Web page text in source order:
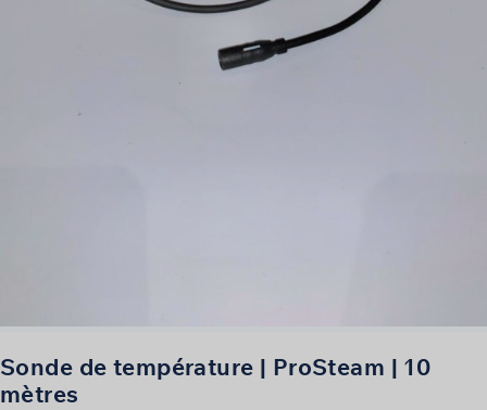
Sonde de température | ProSteam | 10
mètres